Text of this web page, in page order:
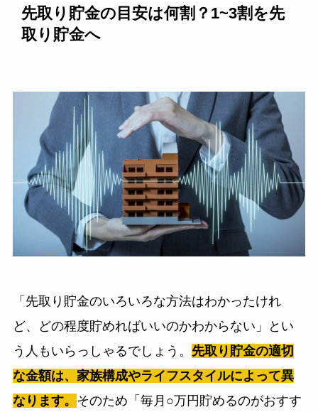
先取り貯金の目安は何割？1~3割を先
取り貯金へ
「先取り貯金のいろいろな方法はわかったけれ
ど、どの程度貯めればいいのかわからない」とい
う人もいらっしゃるでしょう。 先取り貯金の適切
な金額は、家族構成やライフスタイルによって異
なります。 そのため「毎月○万円貯めるのがおすす